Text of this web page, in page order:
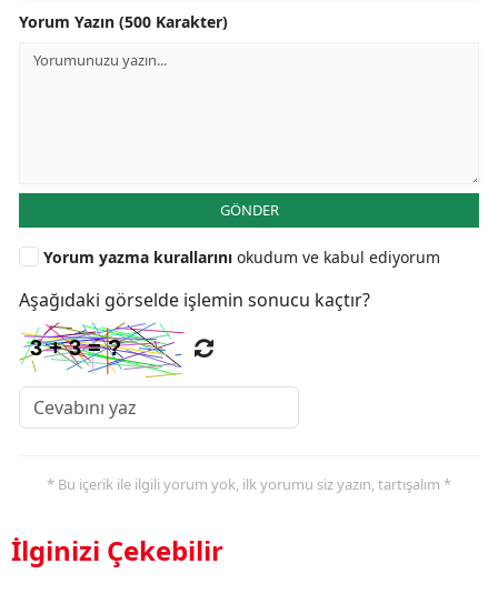
Yorum Yazın (500 Karakter)
GÖNDER
Yorum yazma kurallarını okudum ve kabul ediyorum
Aşağıdaki görselde işlemin sonucu kaçtır?
* Bu içerik ile ilgili yorum yok, ilk yorumu siz yazın, tartışalım *
İlginizi Çekebilir